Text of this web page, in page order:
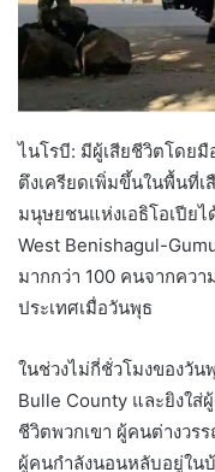
ไนโรบี: มีผู้เสียชีวิตโดย
ตึงเครียดเพิ่มขึ้นในพื้นที่เ
มนุษยชนแห่งเอธิโอเปีย
West Benishagul-
มากกว่า 100 คนจากคว
ประเทศเมื่อวันพุธ
ในช่วงไม่กี่ชั่วโมงของวั
Bulle County และยิงใ
ชีวิตพวกเขา ผู้คนต่างวร
ผู้คนกำลังนอนหลับอยู่ใน